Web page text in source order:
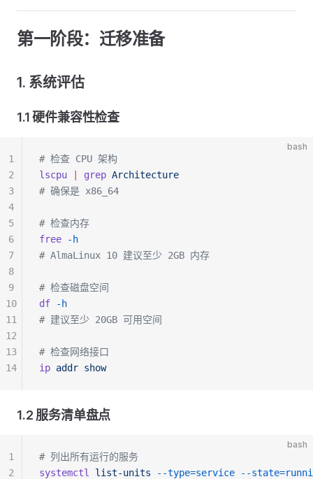
第一阶段：迁移准备
1. 系统评估
1.1 硬件兼容性检查
bash
# 检查 CPU 架构
lscpu
grep Architecture
# 确保是 x86_64
# 检查内存
free -h
# AlmaLinux 10 建议至少 2GB 内存
# 检查磁盘空间
df -h
# 建议至少 20GB 可用空间
# 检查网络接口
ip addr show
1
2
3
4
5
6
7
8
9
10
11
12
13
14
1.2 服务清单盘点
bash
# 列出所有运行的服务
systemctl
list-units --type=service --
1
2